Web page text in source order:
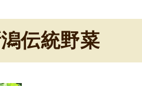
伝統野菜